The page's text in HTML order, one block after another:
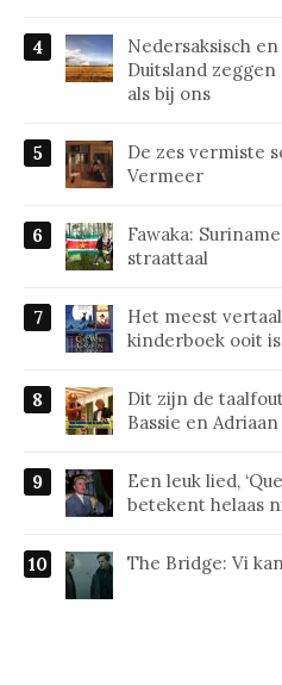
Nedersaksisch
Duitsland zeggen
als bij ons
De zes vermiste
Vermeer
Fawaka:
straattaal
Het meest
kinderboek ooit
Dit zijn de
Bassie en Adriaan
Een leuk lied,
betekent helaas
The Bridge: Vi